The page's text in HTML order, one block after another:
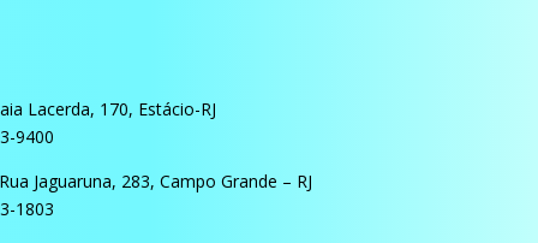
Lacerda, 170, Estácio-RJ
9400
Jaguaruna, 283, Campo Grande – RJ
1803